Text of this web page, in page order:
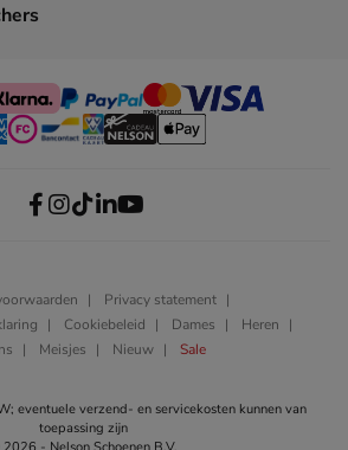
Privacy statement
Cookiebeleid Dames
Heren
Meisjes Nieuw Sale
eventuele verzend- en servicekosten kunnen van
toepassing zijn